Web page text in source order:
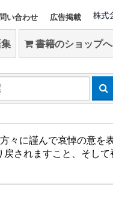
い合わせ 広告掲載
書籍のショップへ
々に謹んで哀悼の意を
されますこと、そし